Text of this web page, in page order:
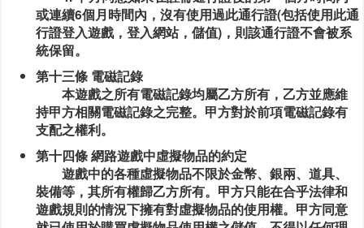
或連續6個月時間內，沒有使用過此通行證(包括使用此通
行證登入遊戲，登入網站，儲值)，則該通行證不會被系
統保留。
第十三條 電磁記錄
本遊戲之所有電磁記錄均屬乙方所有，乙方並應維
持甲方相關電磁記錄之完整。甲方對於前項電磁記錄有
支配之權利。
第十四條 網路遊戲中虛擬物品的約定
遊戲中的各種虛擬物品不限於金幣、銀兩、道具、
裝備等，其所有權歸乙方所有。甲方只能在合乎法律和
遊戲規則的情況下擁有對虛擬物品的使用權。甲方同意